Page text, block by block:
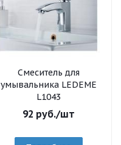
Смеситель для
умывальника LEDEME
L1043
92 руб./шт